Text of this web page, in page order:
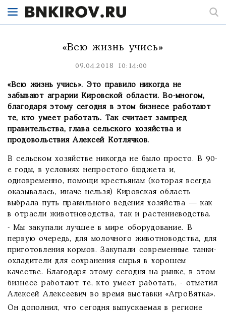
«Всю жизнь учись»
09.04.2018 10:14:00
«Всю жизнь учись». Это правило никогда не
забывают аграрии Кировской области. Во-многом,
благодаря этому сегодня в этом бизнесе работают
те, кто умеет работать. Так считает зампред
правительства, глава сельского хозяйства и
продовольствия Алексей Котлячков.
В сельском хозяйстве никогда не было просто. В 90-
е годы, в условиях непростого бюджета и,
одновременно, помощи крестьянам (которая всегда
оказывалась, иначе нельзя) Кировская область
выбрала путь правильного ведения хозяйства — как
в отрасли животноводства, так и растениеводства.
- Мы закупали лучшее в мире оборудование. В
первую очередь, для молочного животноводства, для
приготовления кормов. Закупали современные танки-
охладители для сохранения сырья в хорошем
качестве. Благодаря этому сегодня на рынке, в этом
бизнесе работают те, кто умеет работать, - отметил
Алексей Алексеевич во время выставки «АгроВятка».
Он дополнил, что сегодня выпускаемая в регионе